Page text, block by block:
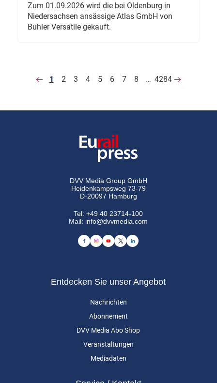
Zum 01.09.2026 wird die bei Oldenburg in
Niedersachsen ansässige Atlas GmbH von
Buhler Versatile gekauft.
1 2 3 4 5 6 7 8 … 4284
DVV Media Group GmbH
Heidenkampsweg 73-79
D-20097 Hamburg
Tel:+49 40 23714-100
Mail: info@dvvmedia.com
Entdecken Sie unser Angebot
Nachrichten
Abonnement
DVV Media Abo Shop
Veranstaltungen
Mediadaten